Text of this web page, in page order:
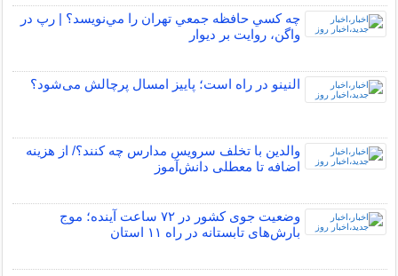
چه كسي حافظه جمعي تهران را مي‌نويسد؟ | رپ در
واگن، روايت بر ديوار
النینو در راه است؛ پاییز امسال پرچالش می‌شود؟
والدین با تخلف سرویس مدارس چه کنند؟/ از هزینه
اضافه تا معطلی دانش‌آموز
وضعیت جوی کشور در ۷۲ ساعت آینده؛ موج
بارش‌های تابستانه در راه ۱۱ استان